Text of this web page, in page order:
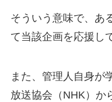
そういう意味で、あ
て当該企画を応援し
また、管理人自身が
放送協会（NHK）か